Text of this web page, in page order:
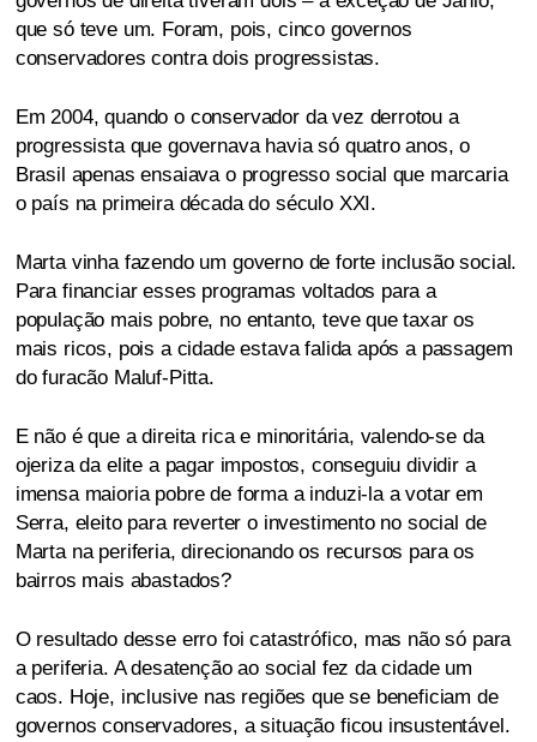
que só teve um. Foram, pois, cinco governos
conservadores contra dois progressistas.
Em 2004, quando o conservador da vez derrotou a
progressista que governava havia só quatro anos, o
Brasil apenas ensaiava o progresso social que marcaria
o país na primeira década do século XXI.
Marta vinha fazendo um governo de forte inclusão social.
Para financiar esses programas voltados para a
população mais pobre, no entanto, teve que taxar os
mais ricos, pois a cidade estava falida após a passagem
do furacão Maluf-Pitta.
E não é que a direita rica e minoritária, valendo-se da
ojeriza da elite a pagar impostos, conseguiu dividir a
imensa maioria pobre de forma a induzi-la a votar em
Serra, eleito para reverter o investimento no social de
Marta na periferia, direcionando os recursos para os
bairros mais abastados?
O resultado desse erro foi catastrófico, mas não só para
a periferia. A desatenção ao social fez da cidade um
caos. Hoje, inclusive nas regiões que se beneficiam de
governos conservadores, a situação ficou insustentável.